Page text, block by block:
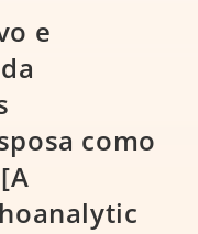
e
como